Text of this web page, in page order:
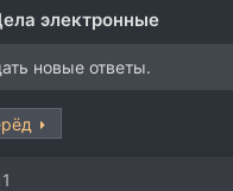
электронные
новые ответы.